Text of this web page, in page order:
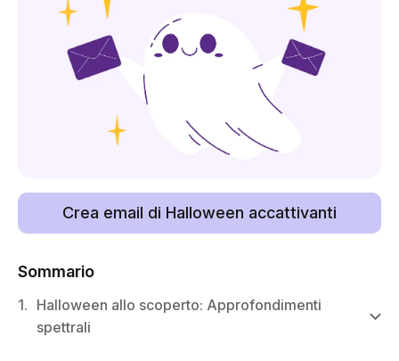
Crea email di Halloween accattivanti
Sommario
1. Halloween allo scoperto: Approfondimenti
spettrali